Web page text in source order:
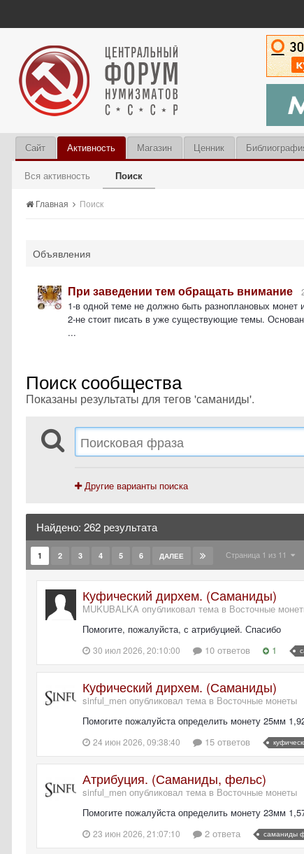
Сайт Активность
Вся активность Поиск
Магазин Ценник
Главная Поиск
Объявления
При заведении тем обращать внимание
1-в одной теме не должно быть разноплановых
2-не стоит писать в уже существующие темы.
...
Поиск сообщества
Показаны результаты для тегов 'саманиды'.
Другие варианты поиска
Найдено: 262 результата
1 2 3 4 5 6 ДАЛЕЕ Страница 1 из 11
Куфический дирхем. (Саманиды)
MUKUBALKA опубликовал тема в Восточные
Помогите, пожалуйста, с атрибуцией. Спасибо
30 июл 2026, 20:10:00 10 ответов 1
Куфический дирхем. (Саманиды)
sinful_men опубликовал тема в Восточные монеты
Помогите пожалуйста определить монету 25мм
24 июн 2026, 09:38:40 15 ответов
Атрибуция. (Саманиды, фельс)
sinful_men опубликовал тема в Восточные монеты
Помогите пожалуйста определить монету 23мм
23 июн 2026, 21:07:10 2 ответа саманиды